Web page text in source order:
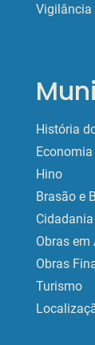
Vigilância
História
Hino
Brasão e
Cidadania
Obras
Obras
Turismo